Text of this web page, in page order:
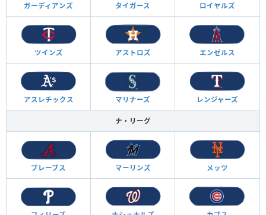
ガーディアンズ タイガース ロイヤルズ
ツインズ アストロズ エンゼルス
アスレチックス マリナーズ レンジャーズ
ナ・リーグ
ブレーブス マーリンズ メッツ